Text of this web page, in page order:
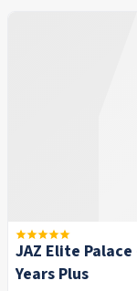
JAZ Elite
Years Plus